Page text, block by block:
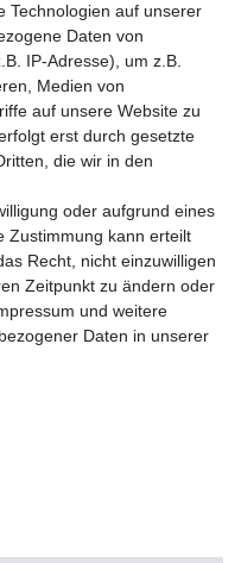
oder
Technologien auf unserer
Daten von
IP-Adresse), um z.B.
Medien von
auf unsere Website zu
erst durch gesetzte
die wir in den
oder aufgrund eines
Zustimmung kann erteilt
Recht, nicht einzuwilligen
Zeitpunkt zu ändern oder
und weitere
Daten in unserer